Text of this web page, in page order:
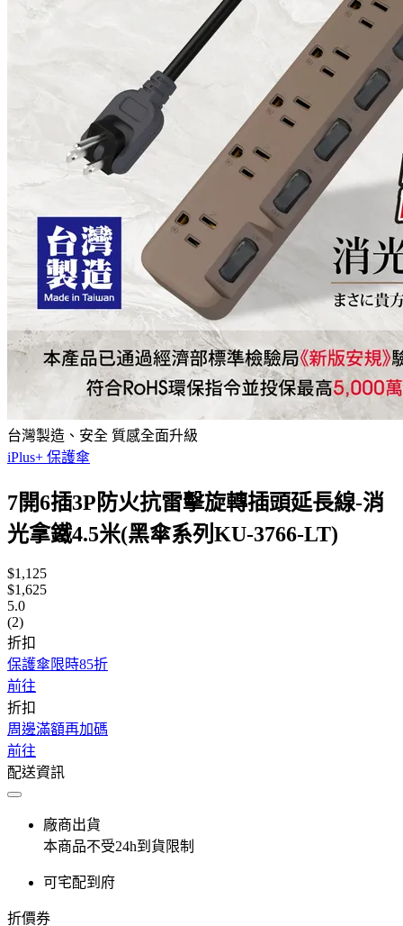
台灣製造、安全 質感全面升級
iPlus+ 保護傘
7開6插3P防火抗雷擊旋轉插頭延長線-消
光拿鐵4.5米(黑傘系列KU-3766-LT)
$1,125
$1,625
5.0
(2)
折扣
保護傘限時85折
前往
折扣
周邊滿額再加碼
前往
配送資訊
廠商出貨
本商品不受24h到貨限制
可宅配到府
折價券